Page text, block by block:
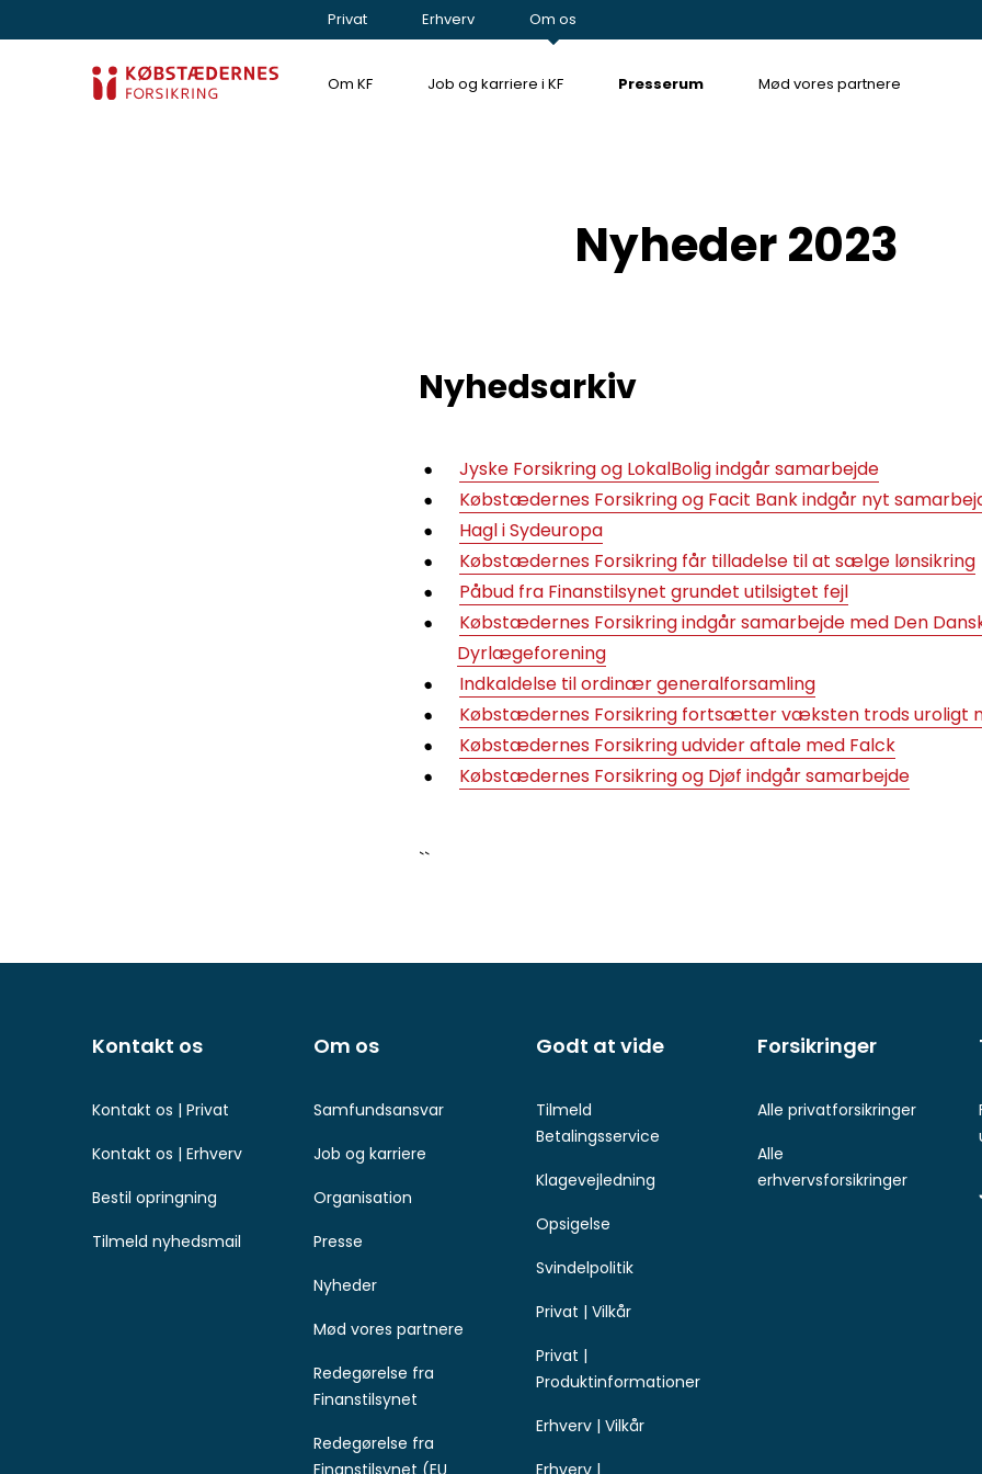
Privat Erhverv Om os
Om KF Job og karriere i KF Presserum Mød vores partnere
Nyheder 2023
Nyhedsarkiv
Jyske Forsikring og LokalBolig indgår samarbejde
Købstædernes Forsikring og Facit Bank indgår nyt
Hagl i Sydeuropa
Købstædernes Forsikring får tilladelse til at sælge lønsikring
Påbud fra Finanstilsynet grundet utilsigtet fejl
Købstædernes Forsikring indgår samarbejde med Den
Dyrlægeforening
Indkaldelse til ordinær generalforsamling
Købstædernes Forsikring fortsætter væksten trods uroligt
Købstædernes Forsikring udvider aftale med Falck
Købstædernes Forsikring og Djøf indgår samarbejde
``
sider
Kontakt os
Kontakt os | Privat
Kontakt os | Erhverv
Bestil opringning
Tilmeld nyhedsmail
Om os
Samfundsansvar
Job og karriere
Organisation
Presse
Nyheder
Mød vores partnere
Redegørelse fra
Finanstilsynet
Redegørelse fra
Finanstilsynet (EU
Godt at vide
Tilmeld
Betalingsservice
Klagevejledning
Opsigelse
Svindelpolitik
Privat | Vilkår
Privat |
Produktinformationer
Erhverv | Vilkår
Erhverv |
Forsikringer
Alle privatforsikringer
Alle
erhvervsforsikringer